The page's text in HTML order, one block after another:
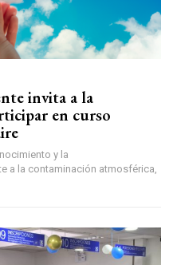
invita a la
en curso
y la
a la contaminación atmosférica,